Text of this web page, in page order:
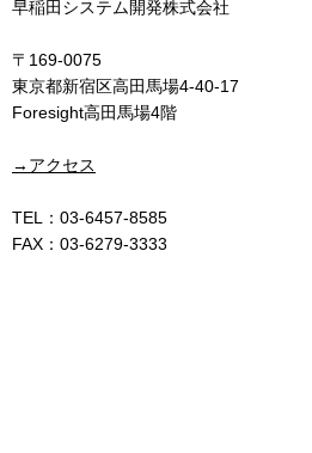
早稲田システム開発株式会社
〒169-0075
東京都新宿区高田馬場4-40-17
Foresight高田馬場4階
→アクセス
TEL：03-6457-8585
FAX：03-6279-3333